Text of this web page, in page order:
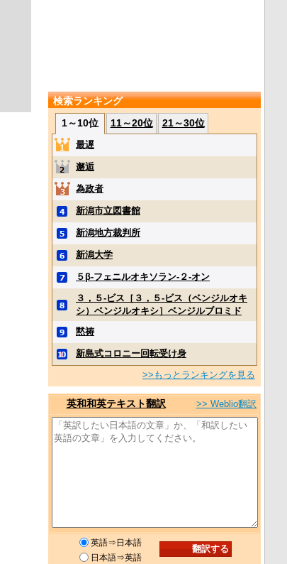
検索ランキング
1～10位
11～20位 21～30位
最遅
邂逅
為政者
新潟市立図書館
新潟地方裁判所
新潟大学
５β‐フェニルオキソラン‐２‐オン
３，５‐ビス［３，５‐ビス（ベンジルオキ
シ）ベンジルオキシ］ベンジルブロミド
黙祷
新島式コロニー回転受け身
>>もっとランキングを見る
英和和英テキスト翻訳 >> Weblio翻訳
英語⇒日本語
日本語⇒英語